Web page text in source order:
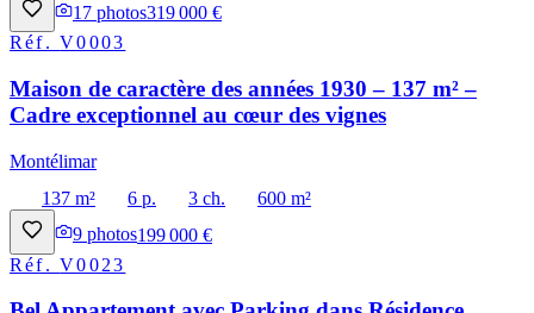
17 photos319 000 €
Réf.V0003
Maison de caractère des années 1930 – 137 m² –
Cadre exceptionnel au cœur des vignes
Montélimar
137 m²
6 p. 3 ch.
600 m²
9 photos199 000 €
Réf.V0023